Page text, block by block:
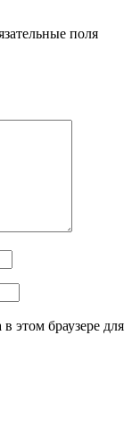
поля
этом браузере для